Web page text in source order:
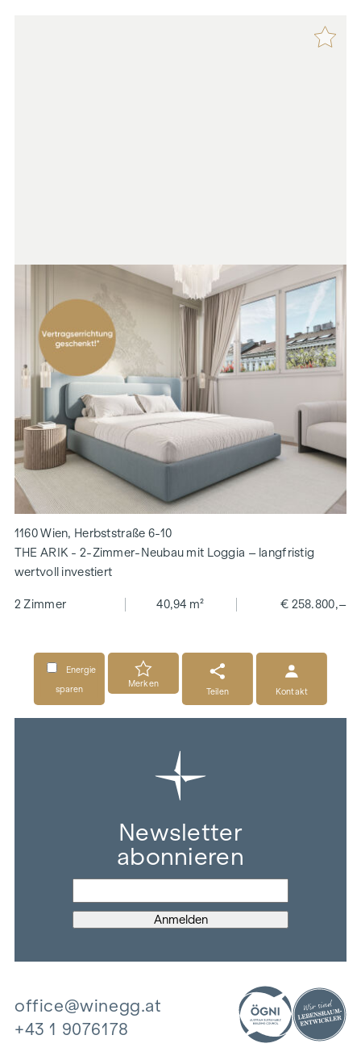
1160 Wien, Herbststraße 6-10
THE ARIK - 2-Zimmer-Neubau mit Loggia – langfristig
wertvoll investiert
2 Zimmer 40,94 m² € 258.800,–
Energie
sparen
Merken
Teilen
Kontakt
Newsletter
abonnieren
office@winegg.at
+43 1 9076178